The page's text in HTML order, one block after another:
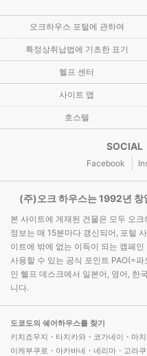
오크하우스 포털에 관하여
특정상취납법에 기초한 표기
헬프 센터
사이트 맵
호스텔
Facebook
(주)오크 하우스는 1992년 창
본 사이트에 게재된 건물은 모두 오
정보는 매 15분마다 갱신되어, 포털
이트에 밖에 없는 이득이 되는 캠페
사용할 수 있는 공식 포인트 PAO(=
인 헬프 데스크에서 일본어, 영어, 한
니다.
도쿄도의 쉐어하우스를 찾기
키치죠우지・타치카와・코가네이・마
이케부쿠로・아카바네・네리마・고라